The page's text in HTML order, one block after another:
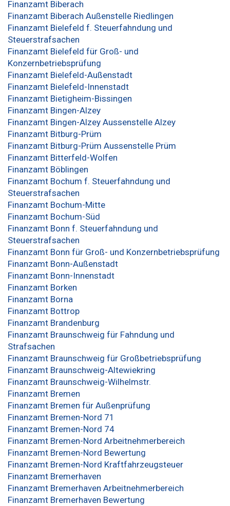
Finanzamt Biberach
Finanzamt Biberach Außenstelle Riedlingen
Finanzamt Bielefeld f. Steuerfahndung und
Steuerstrafsachen
Finanzamt Bielefeld für Groß- und
Konzernbetriebsprüfung
Finanzamt Bielefeld-Außenstadt
Finanzamt Bielefeld-Innenstadt
Finanzamt Bietigheim-Bissingen
Finanzamt Bingen-Alzey
Finanzamt Bingen-Alzey Aussenstelle Alzey
Finanzamt Bitburg-Prüm
Finanzamt Bitburg-Prüm Aussenstelle Prüm
Finanzamt Bitterfeld-Wolfen
Finanzamt Böblingen
Finanzamt Bochum f. Steuerfahndung und
Steuerstrafsachen
Finanzamt Bochum-Mitte
Finanzamt Bochum-Süd
Finanzamt Bonn f. Steuerfahndung und
Steuerstrafsachen
Finanzamt Bonn für Groß- und Konzernbetriebsprüfung
Finanzamt Bonn-Außenstadt
Finanzamt Bonn-Innenstadt
Finanzamt Borken
Finanzamt Borna
Finanzamt Bottrop
Finanzamt Brandenburg
Finanzamt Braunschweig für Fahndung und
Strafsachen
Finanzamt Braunschweig für Großbetriebsprüfung
Finanzamt Braunschweig-Altewiekring
Finanzamt Braunschweig-Wilhelmstr.
Finanzamt Bremen
Finanzamt Bremen für Außenprüfung
Finanzamt Bremen-Nord 71
Finanzamt Bremen-Nord 74
Finanzamt Bremen-Nord Arbeitnehmerbereich
Finanzamt Bremen-Nord Bewertung
Finanzamt Bremen-Nord Kraftfahrzeugsteuer
Finanzamt Bremerhaven
Finanzamt Bremerhaven Arbeitnehmerbereich
Finanzamt Bremerhaven Bewertung